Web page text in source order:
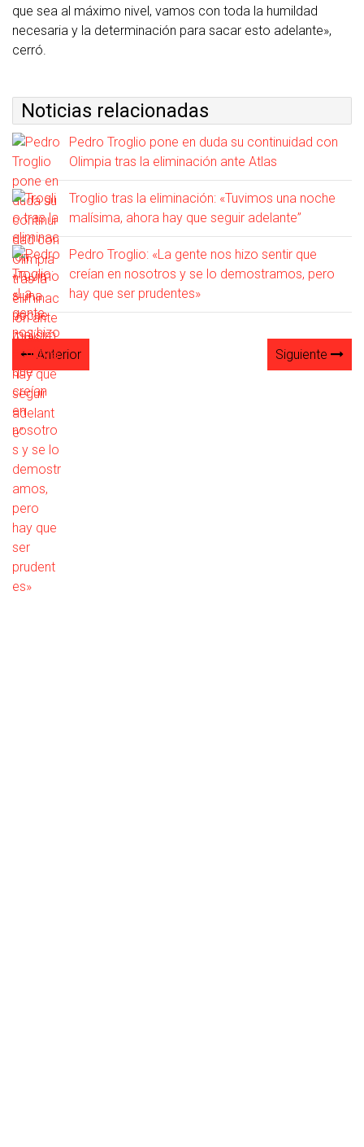
que sea al máximo nivel, vamos con toda la humildad
necesaria y la determinación para sacar esto adelante»,
cerró.
Noticias relacionadas
Pedro Troglio pone en duda su continuidad con
Olimpia tras la eliminación ante Atlas
Troglio tras la eliminación: «Tuvimos una noche
malísima, ahora hay que seguir adelante”
Pedro Troglio: «La gente nos hizo sentir que
creían en nosotros y se lo demostramos, pero
hay que ser prudentes»
Anterior Siguiente